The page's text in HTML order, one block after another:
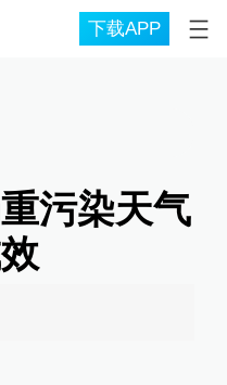
下载APP
污染天气